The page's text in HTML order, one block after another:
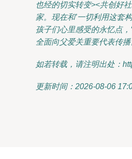
也经的切实转变><共创好
家。现在和’一切利用这套
孩子们心里感受的永忆点
全面向父爱关重要代表传播
如若转载，请注明出处：
更新时间：2026-08-06